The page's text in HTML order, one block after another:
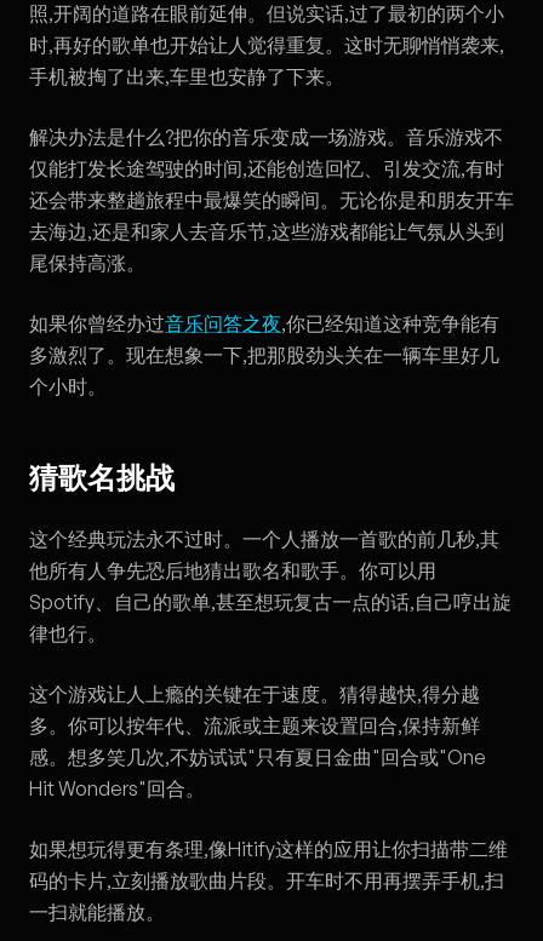
照,开阔的道路在眼前延伸。但说实话,过了最初的两个小
时,再好的歌单也开始让人觉得重复。这时无聊悄悄袭来,
手机被掏了出来,车里也安静了下来。
解决办法是什么?把你的音乐变成一场游戏。音乐游戏不
仅能打发长途驾驶的时间,还能创造回忆、引发交流,有时
还会带来整趟旅程中最爆笑的瞬间。无论你是和朋友开车
去海边,还是和家人去音乐节,这些游戏都能让气氛从头到
尾保持高涨。
如果你曾经办过音乐问答之夜,你已经知道这种竞争能有
多激烈了。现在想象一下,把那股劲头关在一辆车里好几
个小时。
猜歌名挑战
这个经典玩法永不过时。一个人播放一首歌的前几秒,其
他所有人争先恐后地猜出歌名和歌手。你可以用
Spotify、自己的歌单,甚至想玩复古一点的话,自己哼出旋
律也行。
这个游戏让人上瘾的关键在于速度。猜得越快,得分越
多。你可以按年代、流派或主题来设置回合,保持新鲜
感。想多笑几次,不妨试试"只有夏日金曲"回合或"One
Hit Wonders"回合。
如果想玩得更有条理,像Hitify这样的应用让你扫描带二维
码的卡片,立刻播放歌曲片段。开车时不用再摆弄手机,扫
一扫就能播放。